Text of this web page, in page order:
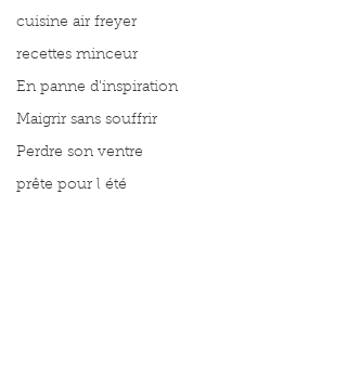
cuisine air freyer
recettes minceur
En panne d'inspiration
Maigrir sans souffrir
Perdre son ventre
prête pour l été